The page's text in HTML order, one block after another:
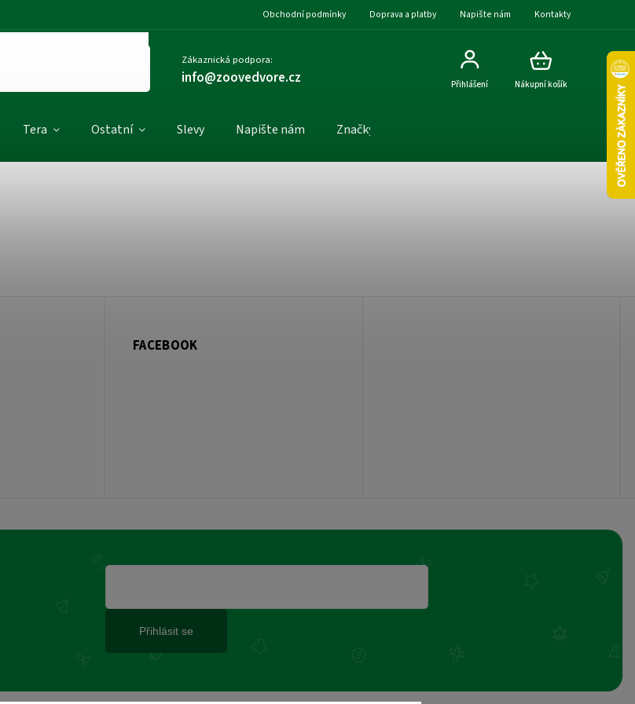
Obchodní podmínky Doprava a platby Napište nám Kontakty
Zákaznická podpora:
info@zoovedvore.cz Nákupní košík
Přihlášení
Tera Ostatní Slevy Napište nám Značky
Přihlásit se
FACEBOOK